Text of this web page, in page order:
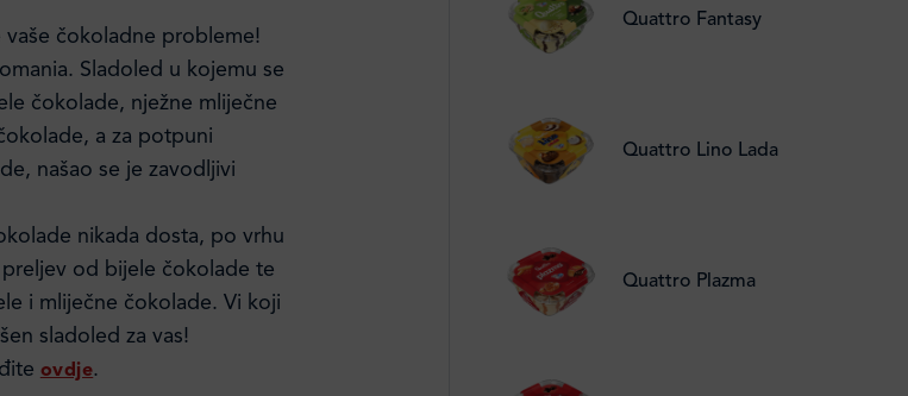
vaše čokoladne probleme!
Sladoled u kojemu se
čokolade, nježne mliječne
a za potpuni
našao se je zavodljivi
nikada dosta, po vrhu
od bijele čokolade te
i mliječne čokolade. Vi koji
sladoled za vas!
ovdje.
Quattro Fantasy
Quattro Lino Lada
Quattro Plazma